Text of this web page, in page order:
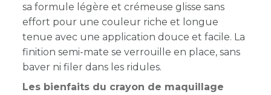
sa formule légère et crémeuse glisse sans
effort pour une couleur riche et longue
tenue avec une application douce et facile. La
finition semi-mate se verrouille en place, sans
baver ni filer dans les ridules.
Les bienfaits du crayon de maquillage